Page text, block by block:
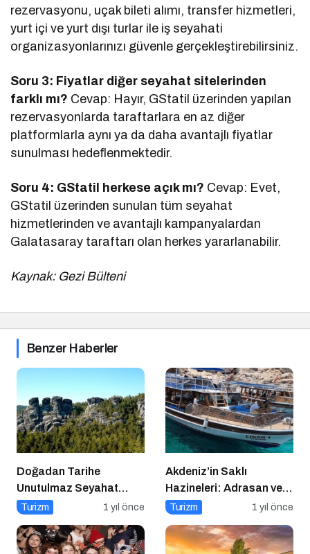
rezervasyonu, uçak bileti alımı, transfer hizmetleri,
yurt içi ve yurt dışı turlar ile iş seyahati
organizasyonlarınızı güvenle gerçekleştirebilirsiniz.
Soru 3: Fiyatlar diğer seyahat sitelerinden
farklı mı? Cevap: Hayır, GStatil üzerinden yapılan
rezervasyonlarda taraftarlara en az diğer
platformlarla aynı ya da daha avantajlı fiyatlar
sunulması hedeflenmektedir.
Soru 4: GStatil herkese açık mı? Cevap: Evet,
GStatil üzerinden sunulan tüm seyahat
hizmetlerinden ve avantajlı kampanyalardan
Galatasaray taraftarı olan herkes yararlanabilir.
Kaynak: Gezi Bülteni
Benzer Haberler
Doğadan Tarihe
Unutulmaz Seyahat
Önerileri
Turizm 1 yıl önce
Akdeniz’in Saklı
Hazineleri: Adrasan ve
Çevresi
Turizm 1 yıl önce